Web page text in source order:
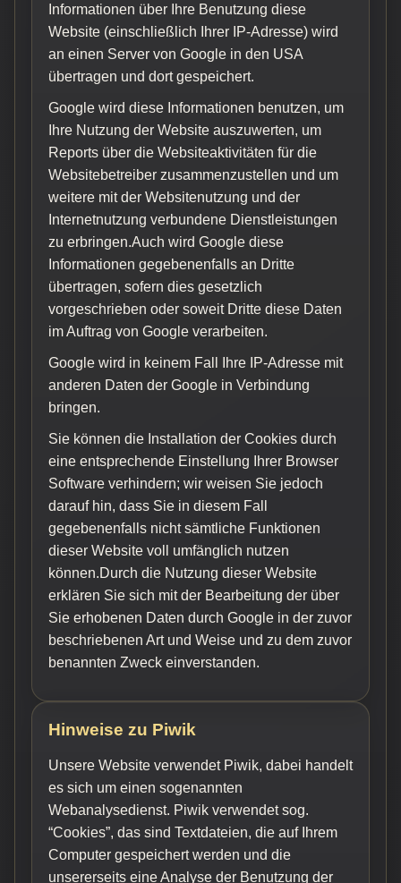
Informationen über Ihre Benutzung diese
Website (einschließlich Ihrer IP-Adresse) wird
an einen Server von Google in den USA
übertragen und dort gespeichert.
Google wird diese Informationen benutzen, um
Ihre Nutzung der Website auszuwerten, um
Reports über die Websiteaktivitäten für die
Websitebetreiber zusammenzustellen und um
weitere mit der Websitenutzung und der
Internetnutzung verbundene Dienstleistungen
zu erbringen.Auch wird Google diese
Informationen gegebenenfalls an Dritte
übertragen, sofern dies gesetzlich
vorgeschrieben oder soweit Dritte diese Daten
im Auftrag von Google verarbeiten.
Google wird in keinem Fall Ihre IP-Adresse mit
anderen Daten der Google in Verbindung
bringen.
Sie können die Installation der Cookies durch
eine entsprechende Einstellung Ihrer Browser
Software verhindern; wir weisen Sie jedoch
darauf hin, dass Sie in diesem Fall
gegebenenfalls nicht sämtliche Funktionen
dieser Website voll umfänglich nutzen
können.Durch die Nutzung dieser Website
erklären Sie sich mit der Bearbeitung der über
Sie erhobenen Daten durch Google in der zuvor
beschriebenen Art und Weise und zu dem zuvor
benannten Zweck einverstanden.
Hinweise zu Piwik
Unsere Website verwendet Piwik, dabei handelt
es sich um einen sogenannten
Webanalysedienst. Piwik verwendet sog.
“Cookies”, das sind Textdateien, die auf Ihrem
Computer gespeichert werden und die
unsererseits eine Analyse der Benutzung der